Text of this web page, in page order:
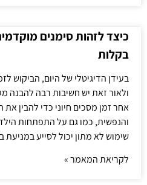
כיצד לזהות סימנים
בקלות
בעידן הדיגיטלי של היום, הביקוש
ולאור זאת יש חשיבות רבה להבנה
אחר זמן מסכים חיוני כדי להבין
והנפשית, כמו גם על התפתחות
שימוש לא מתון יכול לסייע במניעת
לקריאת המאמר »